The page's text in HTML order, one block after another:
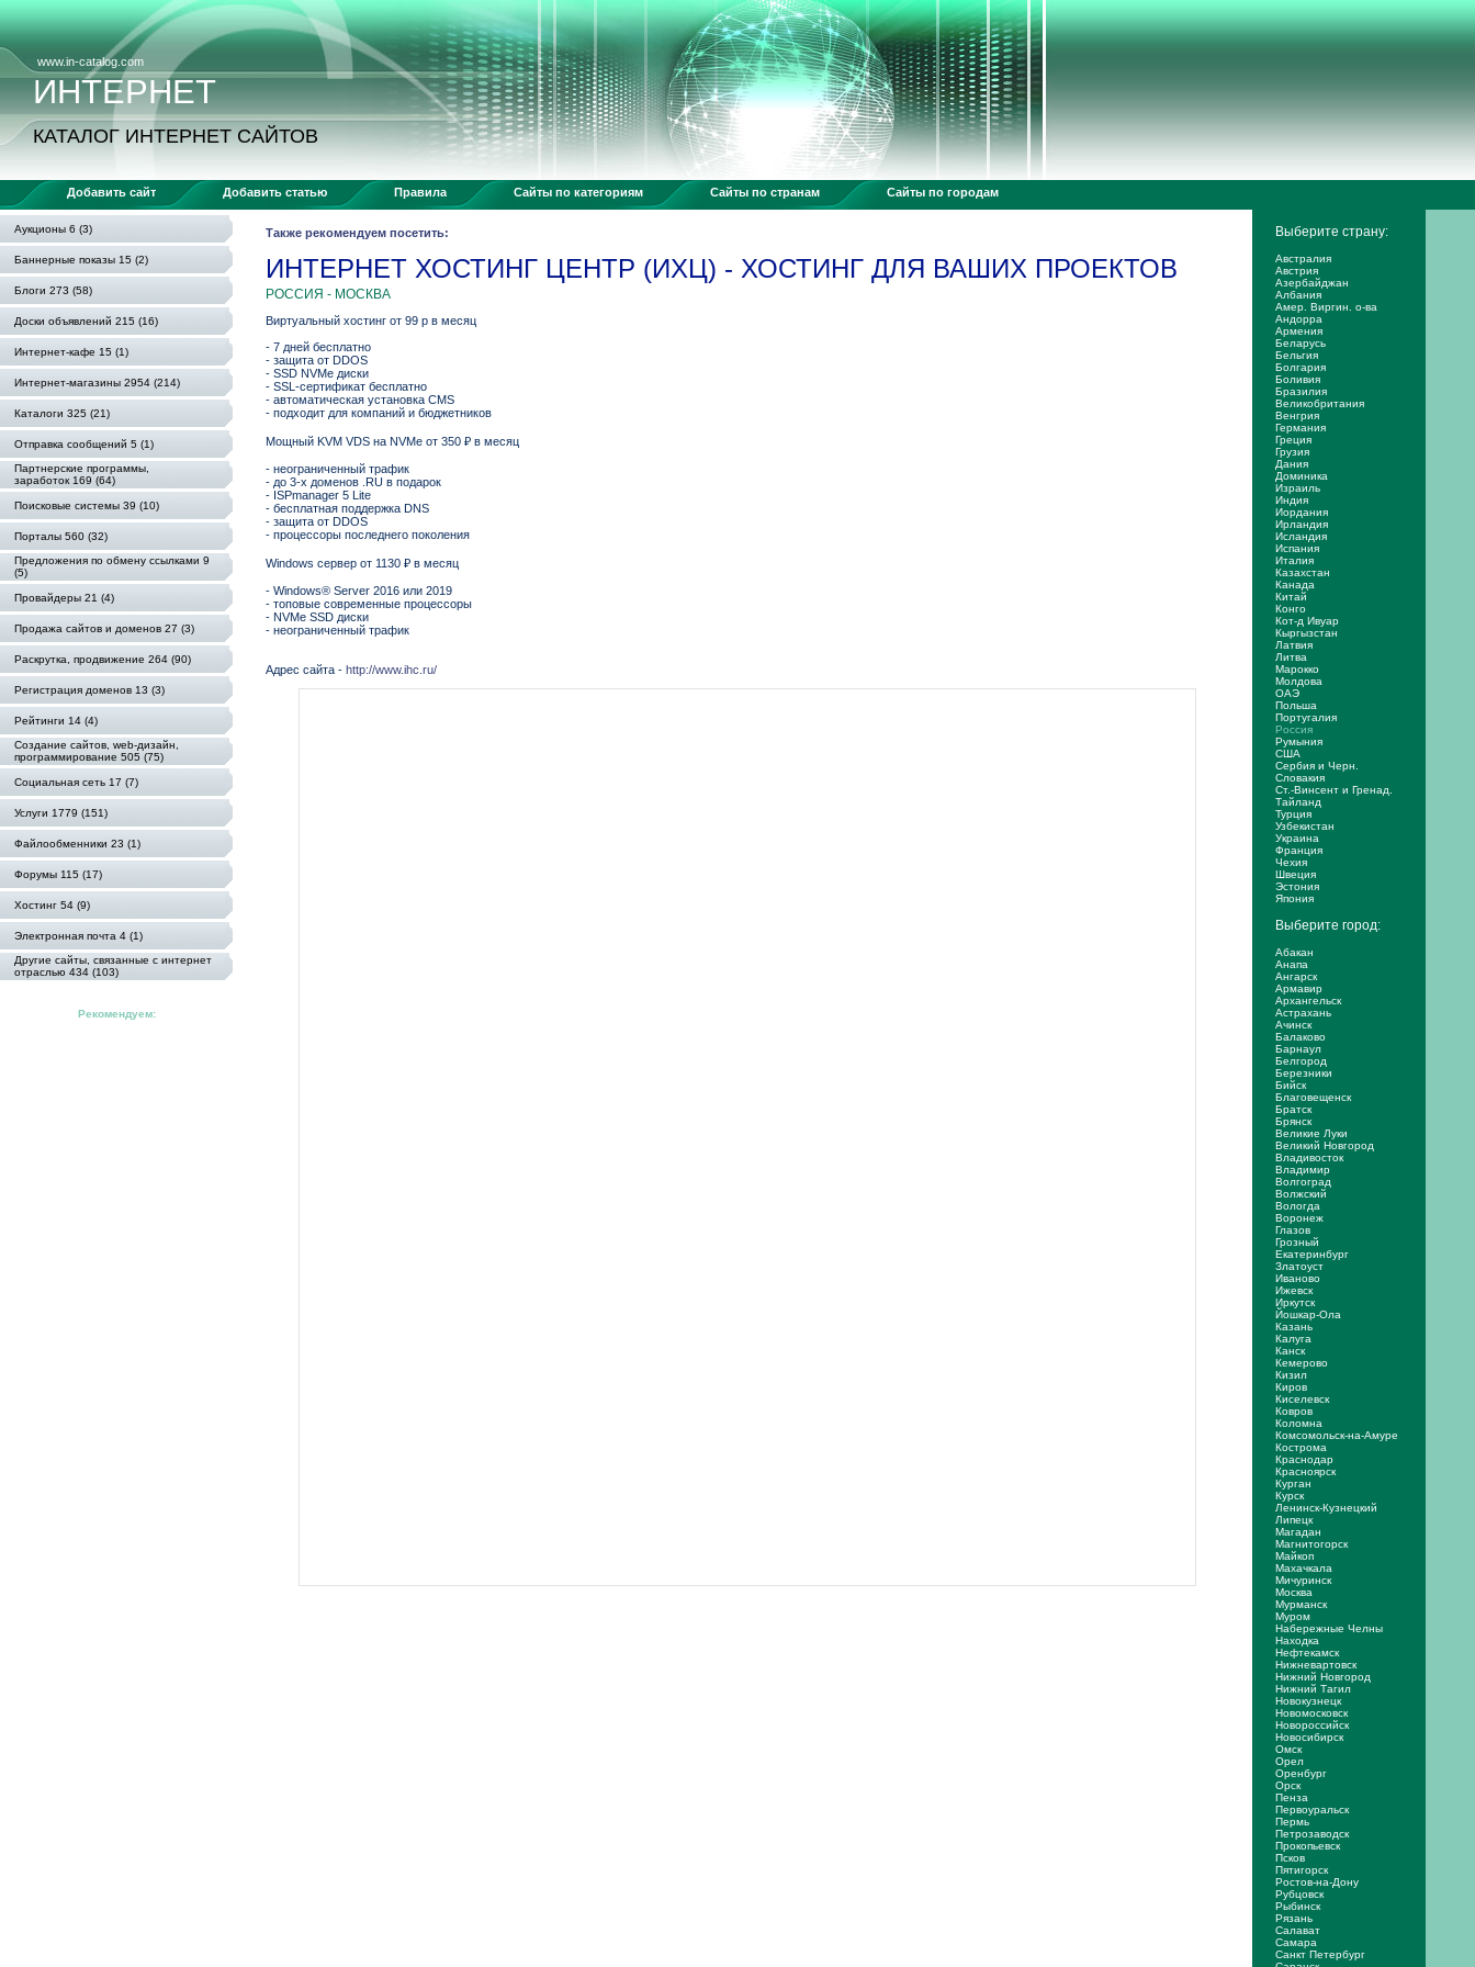
www.in-catalog.com
ИНТЕРНЕТ
КАТАЛОГ ИНТЕРНЕТ САЙТОВ
Добавить сайт Добавить статью Правила Сайты по категориям Сайты по странам Сайты по городам
Аукционы 6 (3)
Баннерные показы 15 (2)
Блоги 273 (58)
Доски объявлений 215 (16)
Интернет-кафе 15 (1)
Интернет-магазины 2954 (214)
Каталоги 325 (21)
Отправка сообщений 5 (1)
Партнерские программы,
заработок 169 (64)
Поисковые системы 39 (10)
Порталы 560 (32)
Предложения по обмену ссылками 9
(5)
Провайдеры 21 (4)
Продажа сайтов и доменов 27 (3)
Раскрутка, продвижение 264 (90)
Регистрация доменов 13 (3)
Рейтинги 14 (4)
Создание сайтов, web-дизайн,
программирование 505 (75)
Социальная сеть 17 (7)
Услуги 1779 (151)
Файлообменники 23 (1)
Форумы 115 (17)
Хостинг 54 (9)
Электронная почта 4 (1)
Другие сайты, связанные с интернет
отраслью 434 (103)
Рекомендуем:
Также рекомендуем посетить:
ИНТЕРНЕТ ХОСТИНГ ЦЕНТР (ИХЦ) - ХОСТИНГ ДЛЯ ВАШИХ ПРОЕКТОВ
РОССИЯ - МОСКВА
Виртуальный хостинг от 99 р в месяц
- 7 дней бесплатно
- защита от DDOS
- SSD NVMe диски
- SSL-сертификат бесплатно
- автоматическая установка CMS
- подходит для компаний и бюджетников
Мощный KVM VDS на NVMe от 350 ₽ в месяц
- неограниченный трафик
- до 3-х доменов .RU в подарок
- ISPmanager 5 Lite
- бесплатная поддержка DNS
- защита от DDOS
- процессоры последнего поколения
Windows сервер от 1130 ₽ в месяц
- Windows® Server 2016 или 2019
- топовые современные процессоры
- NVMe SSD диски
- неограниченный трафик
Адрес сайта - http://www.ihc.ru/
Выберите страну:
Австралия
Австрия
Азербайджан
Албания
Амер. Виргин. о-ва
Андорра
Армения
Беларусь
Бельгия
Болгария
Боливия
Бразилия
Великобритания
Венгрия
Германия
Греция
Грузия
Дания
Доминика
Израиль
Индия
Иордания
Ирландия
Исландия
Испания
Италия
Казахстан
Канада
Китай
Конго
Кот-д Ивуар
Кыргызстан
Латвия
Литва
Марокко
Молдова
ОАЭ
Польша
Португалия
Россия
Румыния
США
Сербия и Черн.
Словакия
Ст.-Винсент и Гренад.
Тайланд
Турция
Узбекистан
Украина
Франция
Чехия
Швеция
Эстония
Япония
Выберите город:
Абакан
Анапа
Ангарск
Армавир
Архангельск
Астрахань
Ачинск
Балаково
Барнаул
Белгород
Березники
Бийск
Благовещенск
Братск
Брянск
Великие Луки
Великий Новгород
Владивосток
Владимир
Волгоград
Волжский
Вологда
Воронеж
Глазов
Грозный
Екатеринбург
Златоуст
Иваново
Ижевск
Иркутск
Йошкар-Ола
Казань
Калуга
Канск
Кемерово
Кизил
Киров
Киселевск
Ковров
Коломна
Комсомольск-на-Амуре
Кострома
Краснодар
Красноярск
Курган
Курск
Ленинск-Кузнецкий
Липецк
Магадан
Магнитогорск
Майкоп
Махачкала
Мичуринск
Москва
Мурманск
Муром
Набережные Челны
Находка
Нефтекамск
Нижневартовск
Нижний Новгород
Нижний Тагил
Новокузнецк
Новомосковск
Новороссийск
Новосибирск
Омск
Орел
Оренбург
Орск
Пенза
Первоуральск
Пермь
Петрозаводск
Прокопьевск
Псков
Пятигорск
Ростов-на-Дону
Рубцовск
Рыбинск
Рязань
Салават
Самара
Санкт Петербург